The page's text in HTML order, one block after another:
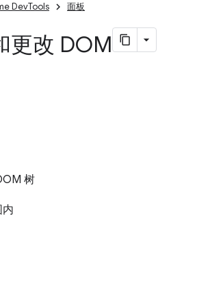
DevTools 面板
更改 DOM
树